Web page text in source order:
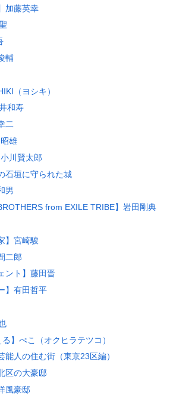
加藤英幸
輔
（ヨシキ）
和寿
二
雄
川賢太郎
石垣に守られた城
男
from EXILE TRIBE】岩田剛典
】宮崎駿
二郎
ント】藤田晋
】有田哲平
る】ぺこ（オクヒラテツコ）
能人の住む街（東京23区編）
区の大豪邸
風豪邸